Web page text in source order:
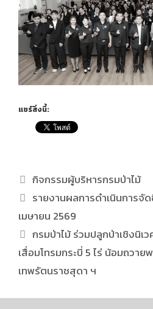
แชร์สิ่งนี้:
กิจกรรมผู้บริหารกรมป่าไม้
รายงานผลการดำเนินการจั
เมษายน 2569
กรมป่าไม้ ร่วมปลูกป่าเชิงนิเ
เสื่อมโทรมกระบี่ 5 ไร่ น้อมถวาย
เทพรัตนราชสุดา ฯ